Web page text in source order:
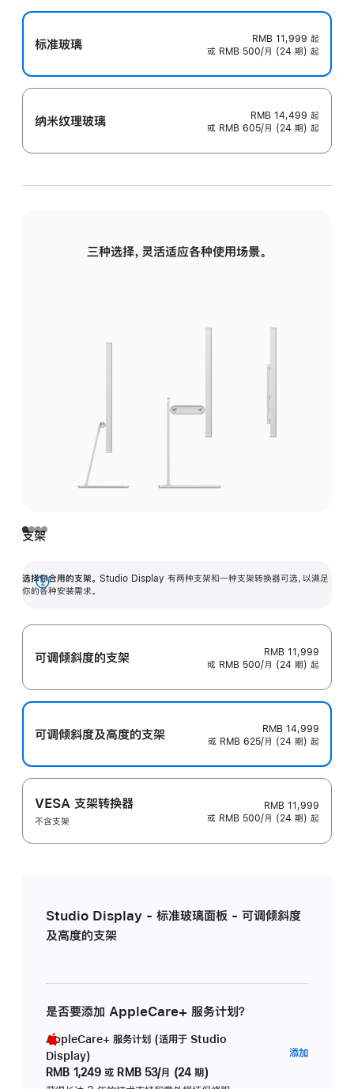
标准玻璃 RMB 11,999 起
或 RMB 500/月 (24 期) 起
纳米纹理玻璃 RMB 14,499 起
或 RMB 605/月 (24 期) 起
三种选择，灵活适应各种使用场景。
支架
选择你合用的支架。 Studio Display 有两种支架和一种支架转换器可选，以满足
你的各种安装需求。
展
可调倾斜度的支架
RMB 11,999
或 RMB 500/月 (24 期) 起
可调倾斜度及高‍度的支‍架
RMB 14,999
或 RMB 625/月 (24 期) 起
VESA 支架转换器
不含支架
RMB 11,999
或 RMB 500/月 (24 期) 起
Studio Display - 标准玻璃面板 - 可调倾斜度
及高度的支架
是否要添加 AppleCare+ 服务计划？
AppleCare+ 服务计划 (适用于 Studio
Display)
RMB 1,249 或 RMB 53/月 (24 期)
添加